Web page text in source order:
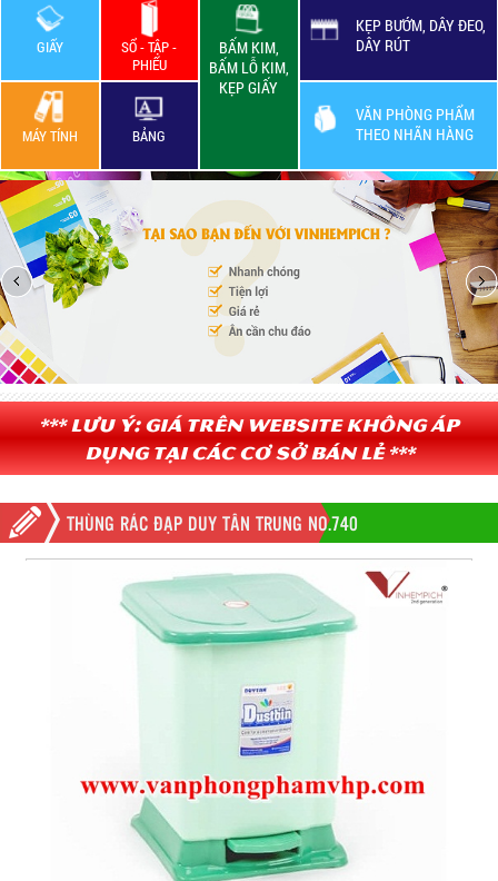
GIẤY
SỔ - TẬP -
PHIẾU
BẤM KIM,
BẤM LỖ KIM,
KẸP GIẤY
KẸP BƯỚM, DÂY ĐEO,
DÂY RÚT
VĂN PHÒNG PHẨM
THEO NHÃN HÀNG
MÁY TÍNH BẢNG
*** Lưu ý: Giá trên website không áp
dụng tại các cơ sở bán lẻ ***
THÙNG RÁC ĐẠP DUY TÂN TRUNG NO.740